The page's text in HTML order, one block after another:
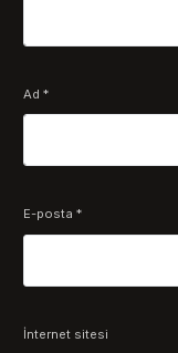
Ad*
E-posta*
İnternet sitesi